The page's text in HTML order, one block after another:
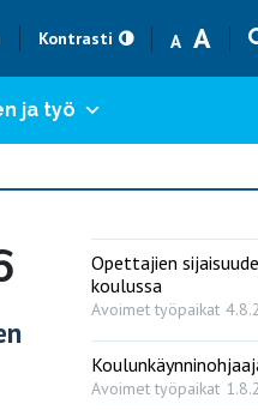
Kontrasti A
Text
A
ja työ
Opettajien
koulussa
Avoimet työpaikat
Avoimet työpaikat